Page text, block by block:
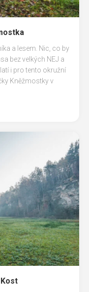
a lesem. Nic, co by
bez velkých NEJ a
i pro tento okružní
Kněžmostky v